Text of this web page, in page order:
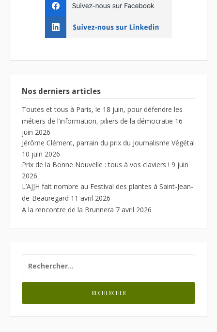
Nos derniers articles
Toutes et tous à Paris, le 18 juin, pour défendre les
métiers de l’information, piliers de la démocratie 16
juin 2026
Jérôme Clément, parrain du prix du Journalisme Végétal
10 juin 2026
Prix de la Bonne Nouvelle : tous à vos claviers ! 9 juin
2026
L’AJJH fait nombre au Festival des plantes à Saint-Jean-
de-Beauregard 11 avril 2026
A la rencontre de la Brunnera 7 avril 2026